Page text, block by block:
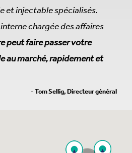
et injectable spécialisés.
chargée des affaires
peut faire passer votre
au marché, rapidement et
- Tom Sellig, Directeur général